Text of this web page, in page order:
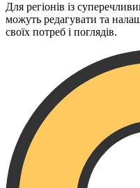
Для регіонів із
можуть редагувати та
своїх потреб і поглядів.